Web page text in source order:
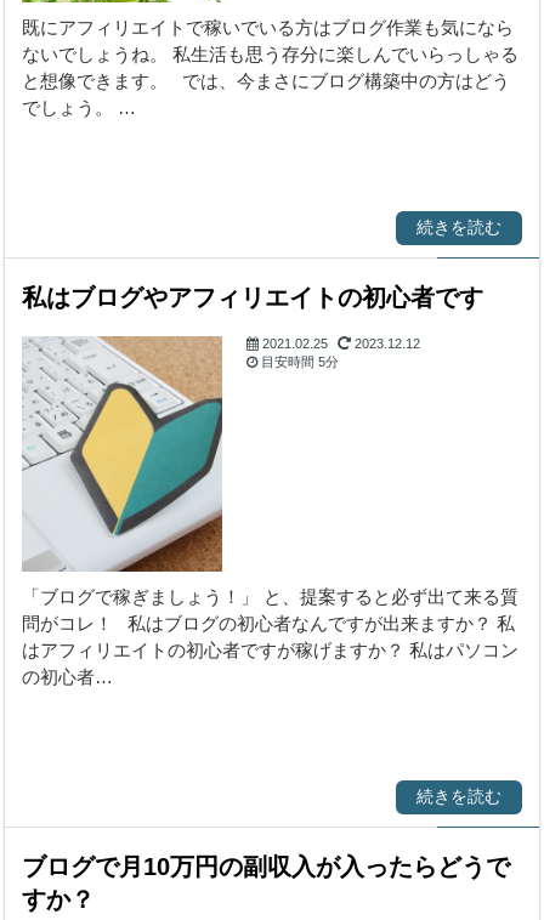
既にアフィリエイトで稼いでいる方はブログ作業も気になら
ないでしょうね。 私生活も思う存分に楽しんでいらっしゃる
と想像できます。 では、今まさにブログ構築中の方はどう
でしょう。 …
続きを読む
私はブログやアフィリエイトの初心者です
メンタル的なこと
2021.02.25
2023.12.12
目安時間5分
「ブログで稼ぎましょう！」 と、提案すると必ず出て来る質
問がコレ！ 私はブログの初心者なんですが出来ますか？ 私
はアフィリエイトの初心者ですが稼げますか？ 私はパソコン
の初心者…
続きを読む
ブログで月10万円の副収入が入ったらどうで
すか？